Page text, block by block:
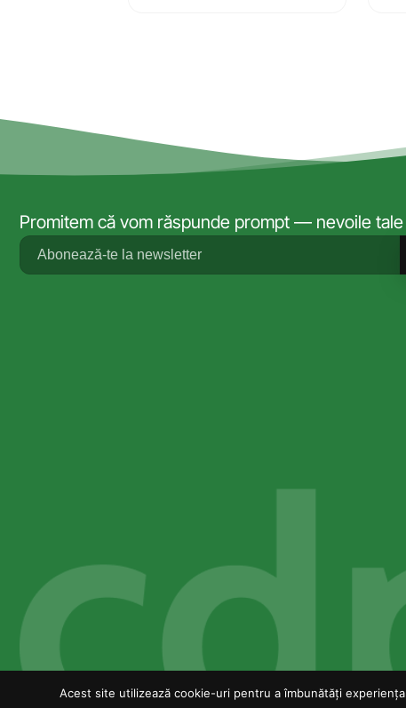
Promitem că vom răspunde prompt — nevoile
Acest site utilizează cookie-uri pentru a îmbunătăți